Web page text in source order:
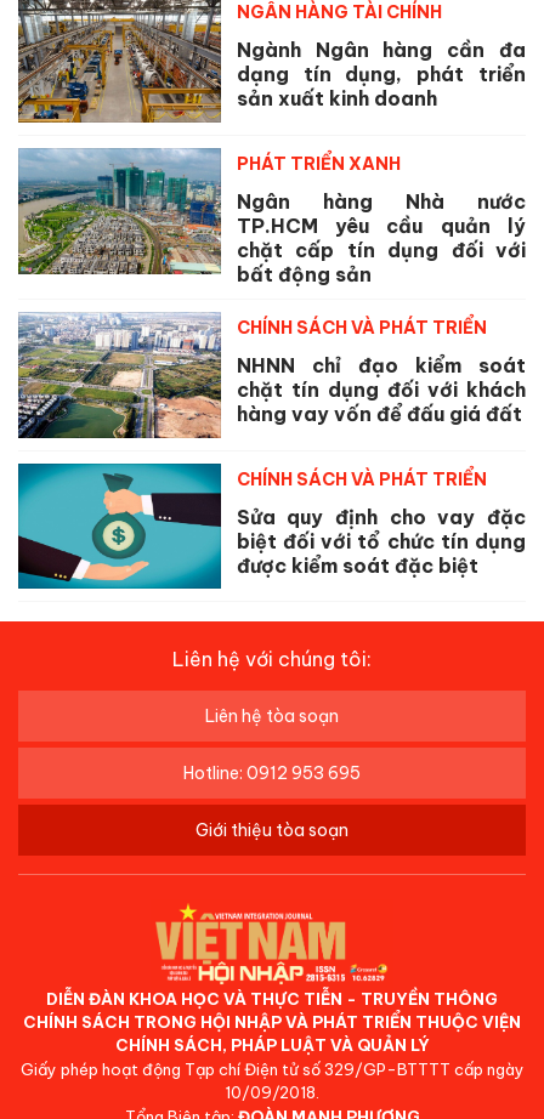
NGÂN HÀNG TÀI CHÍNH
Ngành Ngân hàng cần đa
dạng tín dụng, phát triển
sản xuất kinh doanh
PHÁT TRIỂN XANH
Ngân hàng Nhà nước
TP.HCM yêu cầu quản lý
chặt cấp tín dụng đối với
bất động sản
CHÍNH SÁCH VÀ PHÁT TRIỂN
NHNN chỉ đạo kiểm soát
chặt tín dụng đối với khách
hàng vay vốn để đấu giá đất
CHÍNH SÁCH VÀ PHÁT TRIỂN
Sửa quy định cho vay đặc
biệt đối với tổ chức tín dụng
được kiểm soát đặc biệt
Liên hệ với chúng tôi:
Liên hệ tòa soạn
Hotline: 0912 953 695
Giới thiệu tòa soạn
DIỄN ĐÀN KHOA HỌC VÀ THỰC TIỄN - TRUYỀN THÔNG
CHÍNH SÁCH TRONG HỘI NHẬP VÀ PHÁT TRIỂN THUỘC VIỆN
CHÍNH SÁCH, PHÁP LUẬT VÀ QUẢN LÝ
Giấy phép hoạt động Tạp chí Điện tử số 329/GP-BTTTT cấp ngày
10/09/2018.